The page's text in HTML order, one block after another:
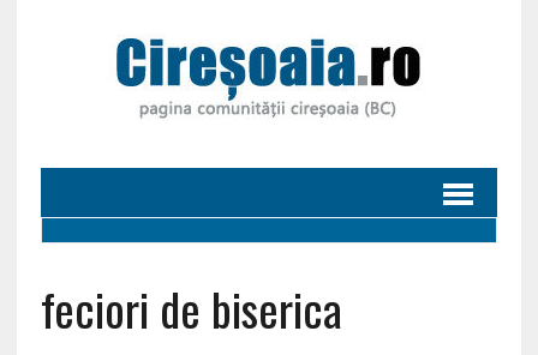
feciori de biserica